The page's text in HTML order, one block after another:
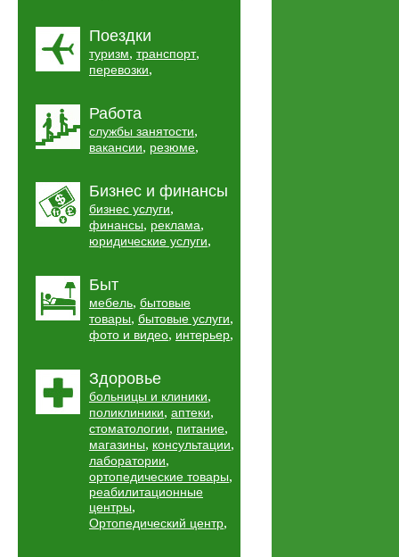
Поездки
туризм, транспорт,
перевозки,
Работа
службы занятости,
вакансии, резюме,
Бизнес и финансы
бизнес услуги,
финансы, реклама,
юридические услуги,
Быт
мебель, бытовые
товары, бытовые услуги,
фото и видео, интерьер,
Здоровье
больницы и клиники,
поликлиники, аптеки,
стоматологии, питание,
магазины, консультации,
лаборатории,
ортопедические товары,
реабилитационные
центры,
Ортопедический центр,